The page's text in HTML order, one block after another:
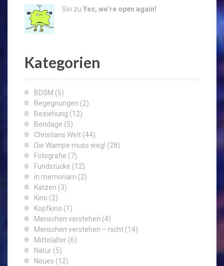
Siri zu Yes, we’re open again!
Kategorien
BDSM (5)
Begegnungen (2)
Beziehung (12)
Bondage (5)
Christians Welt (44)
Die Wampe muss weg! (28)
Fotografie (7)
Fundstücke (12)
in memoriam (2)
Katzen (3)
Kino (2)
Kopfkino (1)
Menschen verstehen (4)
Menschen verstehen – nicht (14)
Mittelalter (6)
Natur (5)
Neues (12)